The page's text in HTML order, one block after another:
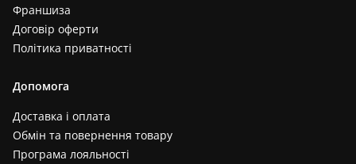
Франшиза
Договір оферти
Політика приватності
Допомога
Доставка і оплата
Обмін та повернення товару
Програма лояльності